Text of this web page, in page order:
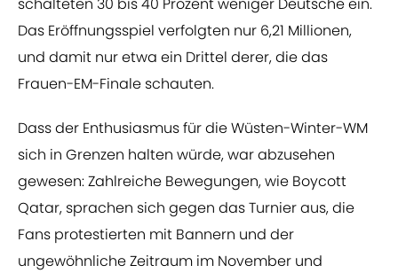
Das Eröffnungsspiel verfolgten nur 6,21 Millionen,
und damit nur etwa ein Drittel derer, die das
Frauen-EM-Finale schauten.
Dass der Enthusiasmus für die Wüsten-Winter-WM
sich in Grenzen halten würde, war abzusehen
gewesen: Zahlreiche Bewegungen, wie Boycott
Qatar, sprachen sich gegen das Turnier aus, die
Fans protestierten mit Bannern und der
ungewöhnliche Zeitraum im November und